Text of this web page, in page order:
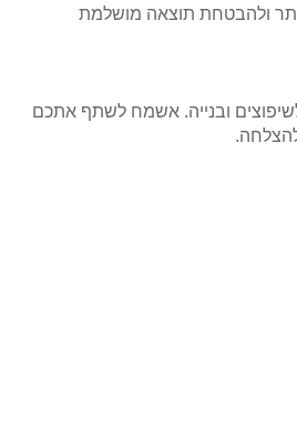
ולהבטחת תוצאה מושלמת
ובנייה. אשמח לשתף אתכם